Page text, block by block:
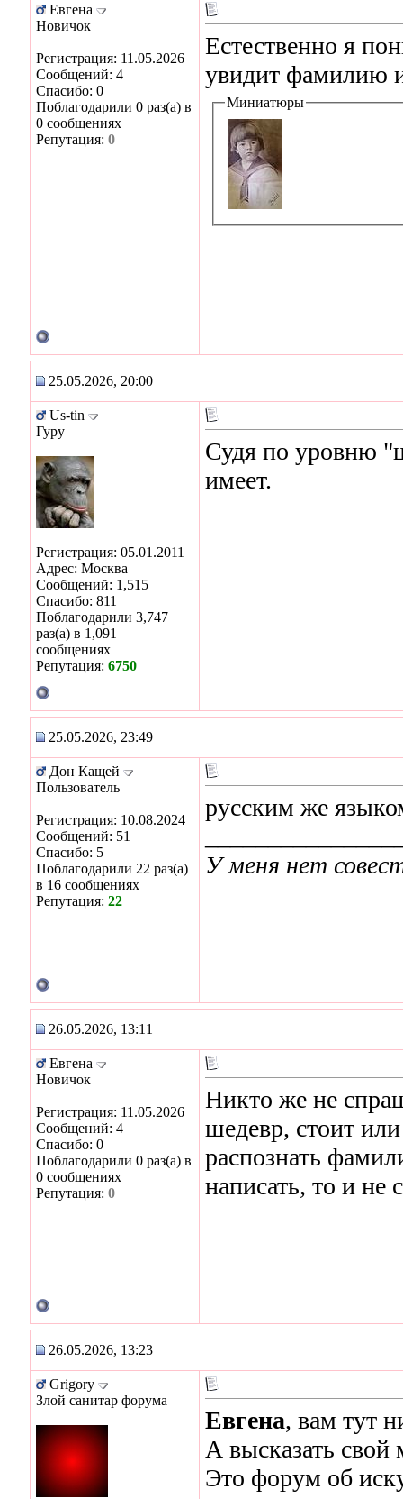
Евгена
Новичок
Регистрация: 11.05.2026
Сообщений: 4
Спасибо: 0
Поблагодарили 0 раз(а) в
0 сообщениях
Репутация: 0
Естественно я
увидит фамилию
Миниатюры
25.05.2026, 20:00
Us-tin
Гуру
Регистрация: 05.01.2011
Адрес: Москва
Сообщений: 1,515
Спасибо: 811
Поблагодарили 3,747
раз(а) в 1,091
сообщениях
Репутация: 6750
Судя по уровню
имеет.
25.05.2026, 23:49
Дон Кащей
Пользователь
Регистрация: 10.08.2024
Сообщений: 51
Спасибо: 5
Поблагодарили 22 раз(а)
в 16 сообщениях
Репутация: 22
русским же
У меня нет
26.05.2026, 13:11
Евгена
Новичок
Регистрация: 11.05.2026
Сообщений: 4
Спасибо: 0
Поблагодарили 0 раз(а) в
0 сообщениях
Репутация: 0
Никто же не
шедевр, стоит
распознать
написать, то и не
26.05.2026, 13:23
Grigory
Злой санитар форума
Евгена, вам тут
А высказать
Это форум об